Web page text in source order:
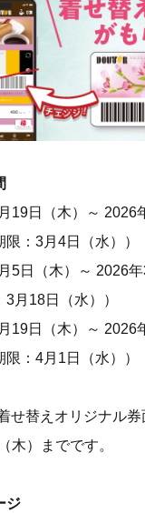
日（木）～ 2026
限：3月4日（水））
日（木）～ 2026
月18日（水））
日（木）～ 2026
限：4月1日（水））
せ替えオリジナル券
木）までです。
ジ